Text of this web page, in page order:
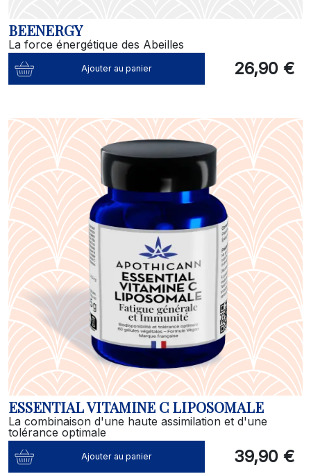
BEENERGY
La force énergétique des Abeilles
Ajouter au panier 26,90 €
ESSENTIAL VITAMINE C LIPOSOMALE
La combinaison d'une haute assimilation et d'une
tolérance optimale
Ajouter au panier 39,90 €